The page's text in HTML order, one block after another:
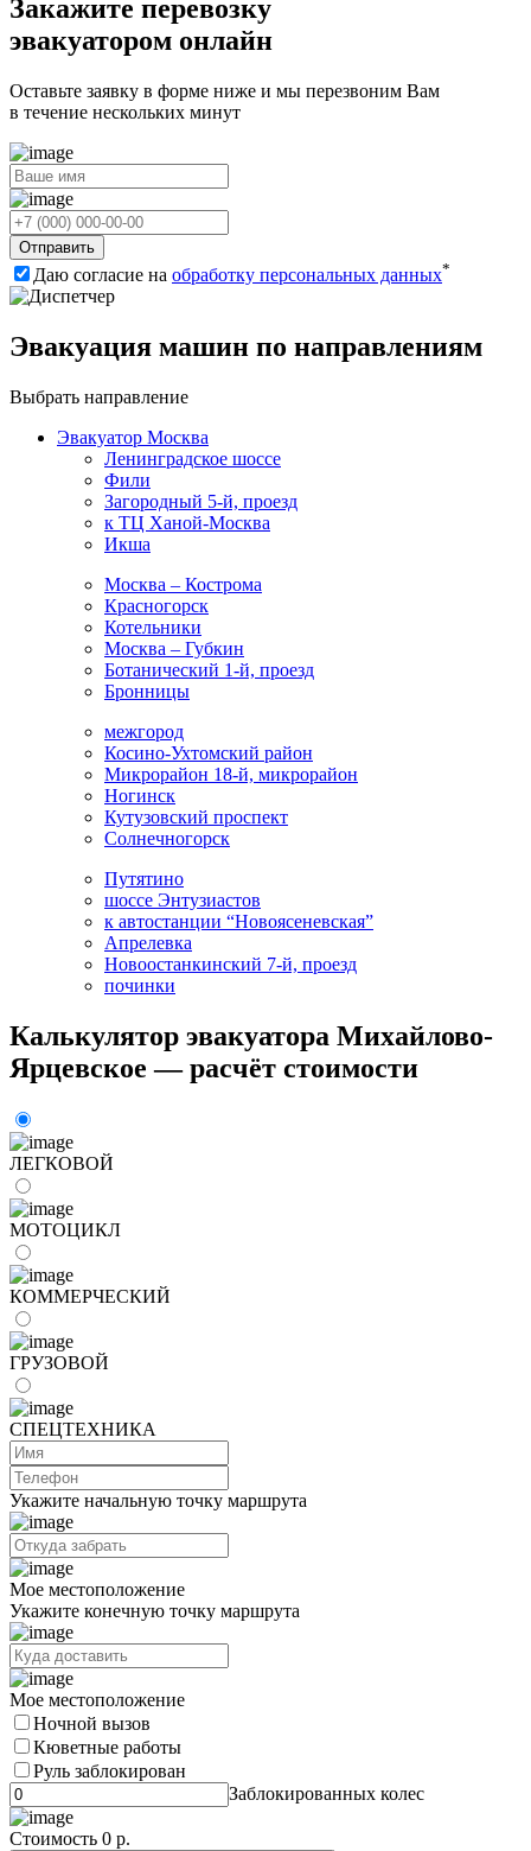
Закажите перевозку
эвакуатором онлайн
Оставьте заявку в форме ниже и мы перезвоним Вам
в течение нескольких минут
Отправить
Даю согласие на обработку персональных данных*
Эвакуация машин по направлениям
Выбрать направление
Эвакуатор Москва
Ленинградское шоссе
Фили
Загородный 5-й, проезд
к ТЦ Ханой-Москва
Икша
Москва – Кострома
Красногорск
Котельники
Москва – Губкин
Ботанический 1-й, проезд
Бронницы
межгород
Косино-Ухтомский район
Микрорайон 18-й, микрорайон
Ногинск
Кутузовский проспект
Солнечногорск
Путятино
шоссе Энтузиастов
к автостанции “Новоясеневская”
Апрелевка
Новоостанкинский 7-й, проезд
починки
Калькулятор эвакуатора Михайлово-
Ярцевское — расчёт стоимости
ЛЕГКОВОЙ
МОТОЦИКЛ
КОММЕРЧЕСКИЙ
ГРУЗОВОЙ
СПЕЦТЕХНИКА
Укажите начальную точку маршрута
Мое местоположение
Укажите конечную точку маршрута
Мое местоположение
Ночной вызов
Кюветные работы
Руль заблокирован
Заблокированных колес
Стоимость 0 р.